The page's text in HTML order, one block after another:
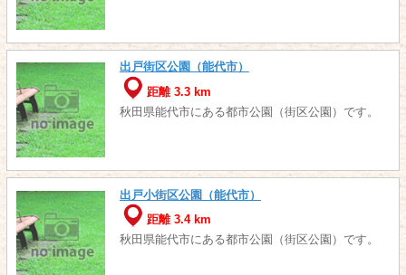
出戸街区公園（能代市）
距離 3.3 km
秋田県能代市にある都市公園（街区公園）です。
出戸小街区公園（能代市）
距離 3.4 km
秋田県能代市にある都市公園（街区公園）です。